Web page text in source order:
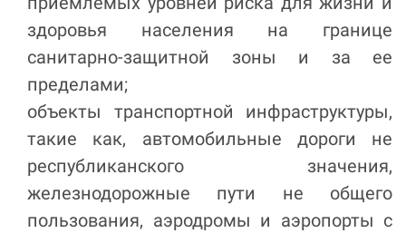
здоровья населения на границе
санитарно-защитной зоны и за ее
пределами;
объекты транспортной инфраструктуры,
такие как, автомобильные дороги не
республиканского значения,
железнодорожные пути не общего
пользования, аэродромы и аэропорты с